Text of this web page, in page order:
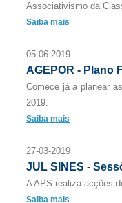
Associativismo da
Saiba mais
05-06-2019
AGEPOR - Plano
Comece já a planear
2019.
Saiba mais
27-03-2019
JUL SINES -
A APS realiza acções
Saiba mais